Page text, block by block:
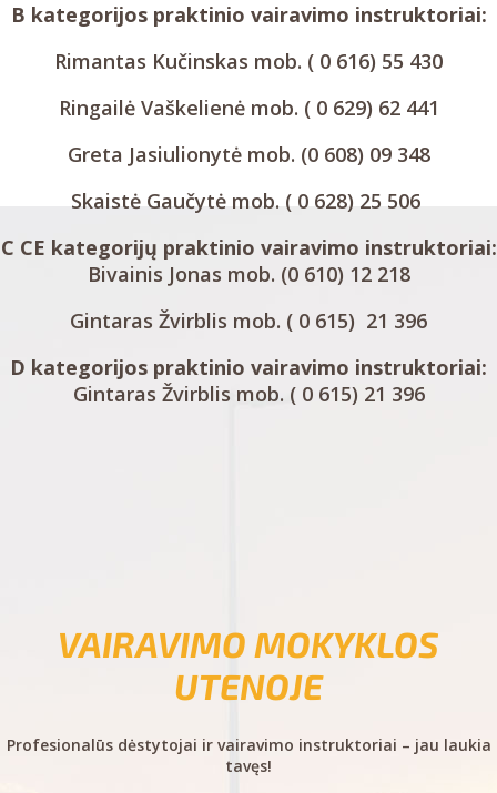
B kategorijos praktinio vairavimo instruktoriai:
Rimantas Kučinskas mob. ( 0 616) 55 430
Ringailė Vaškelienė mob. ( 0 629) 62 441
Greta Jasiulionytė mob. (0 608) 09 348
Skaistė Gaučytė mob. ( 0 628) 25 506
C CE kategorijų praktinio vairavimo instruktoriai:
Bivainis Jonas mob. (0 610) 12 218
Gintaras Žvirblis mob. ( 0 615) 21 396
D kategorijos praktinio vairavimo instruktoriai:
Gintaras Žvirblis mob. ( 0 615) 21 396
VAIRAVIMO MOKYKLOS
UTENOJE
Profesionalūs dėstytojai ir vairavimo instruktoriai – jau laukia
tavęs!